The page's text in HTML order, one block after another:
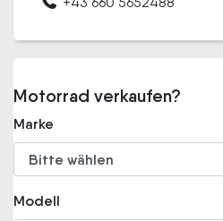
Motorrad verkaufen?
Marke
Modell